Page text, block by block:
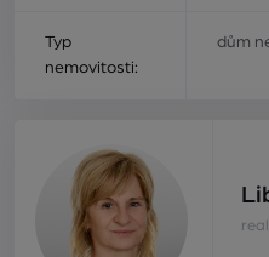
Typ
nemovitosti:
dům